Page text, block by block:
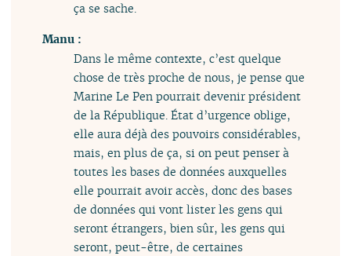
ça se sache.
Manu :
Dans le même contexte, c’est quelque
chose de très proche de nous, je pense que
Marine Le Pen pourrait devenir président
de la République. État d’urgence oblige,
elle aura déjà des pouvoirs considérables,
mais, en plus de ça, si on peut penser à
toutes les bases de données auxquelles
elle pourrait avoir accès, donc des bases
de données qui vont lister les gens qui
seront étrangers, bien sûr, les gens qui
seront, peut-être, de certaines